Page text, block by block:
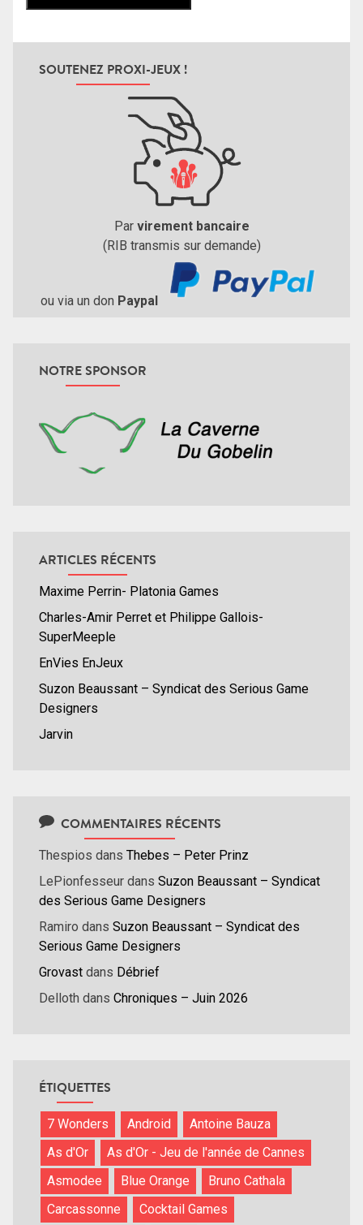
SOUTENEZ PROXI-JEUX !
Par virement bancaire
(RIB transmis sur demande)
ou via un don Paypal
NOTRE SPONSOR
ARTICLES RÉCENTS
Maxime Perrin- Platonia Games
Charles-Amir Perret et Philippe Gallois-
SuperMeeple
EnVies EnJeux
Suzon Beaussant – Syndicat des Serious Game
Designers
Jarvin
COMMENTAIRES RÉCENTS
Thespios dans Thebes – Peter Prinz
LePionfesseur dans Suzon Beaussant – Syndicat
des Serious Game Designers
Ramiro dans Suzon Beaussant – Syndicat des
Serious Game Designers
Grovast dans Débrief
Delloth dans Chroniques – Juin 2026
ÉTIQUETTES
7 Wonders Android
Antoine Bauza
As d'Or
As d'Or - Jeu de l'année de Cannes
Asmodee
Blue Orange
Bruno Cathala
Carcassonne
Cocktail Games